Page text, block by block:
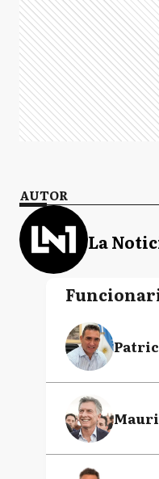
AUTOR
La